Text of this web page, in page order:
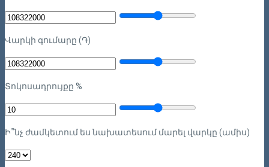
Վարկի գումարը (֏)
Տոկոսադրույքը %
Ի՞նչ ժամկետում ես նախատեսում մարել վարկը (ամիս)